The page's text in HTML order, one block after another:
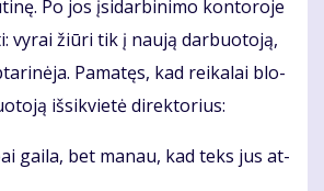
Po jos įsi­dar­bi­ni­mo kon­to­ro­je
vy­rai žiū­ri tik į nau­ją dar­buo­to­ją,
Pa­ma­tęs, kad rei­ka­lai blo­
iš­si­kvie­tė di­rek­to­rius:
gai­la, bet ma­nau, kad teks jus at­